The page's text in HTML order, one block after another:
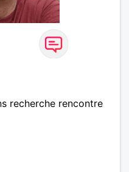
recherche rencontre